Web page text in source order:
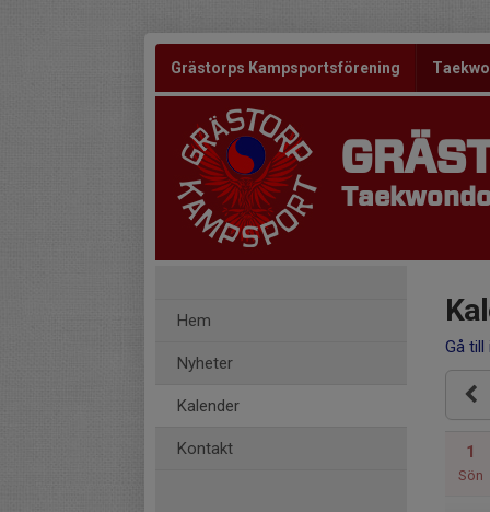
Grästorps Kampsportsförening
Hem
Nyheter
Kalender
Kontakt
Gå till
1
Sön